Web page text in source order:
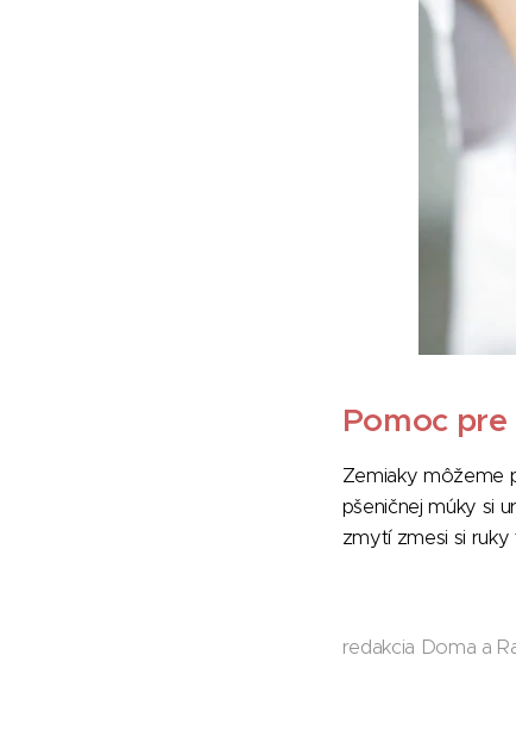
Pomoc
Zemiaky môžeme
pšeničnej múky si
zmytí zmesi si
redakcia Doma a